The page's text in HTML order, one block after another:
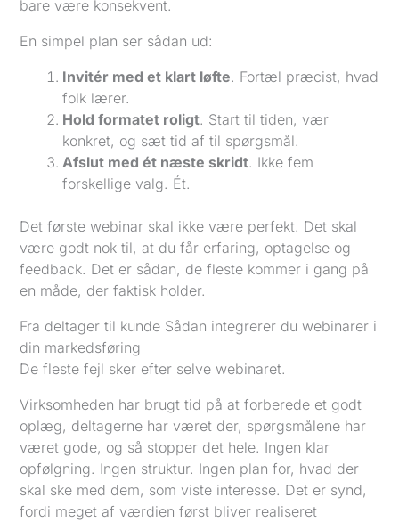
bare være konsekvent.
En simpel plan ser sådan ud:
Invitér med et klart løfte. Fortæl præcist, hvad
folk lærer.
Hold formatet roligt. Start til tiden, vær
konkret, og sæt tid af til spørgsmål.
Afslut med ét næste skridt. Ikke fem
forskellige valg. Ét.
Det første webinar skal ikke være perfekt. Det skal
være godt nok til, at du får erfaring, optagelse og
feedback. Det er sådan, de fleste kommer i gang på
en måde, der faktisk holder.
Fra deltager til kunde Sådan integrerer du webinarer i
din markedsføring
De fleste fejl sker efter selve webinaret.
Virksomheden har brugt tid på at forberede et godt
oplæg, deltagerne har været der, spørgsmålene har
været gode, og så stopper det hele. Ingen klar
opfølgning. Ingen struktur. Ingen plan for, hvad der
skal ske med dem, som viste interesse. Det er synd,
fordi meget af værdien først bliver realiseret